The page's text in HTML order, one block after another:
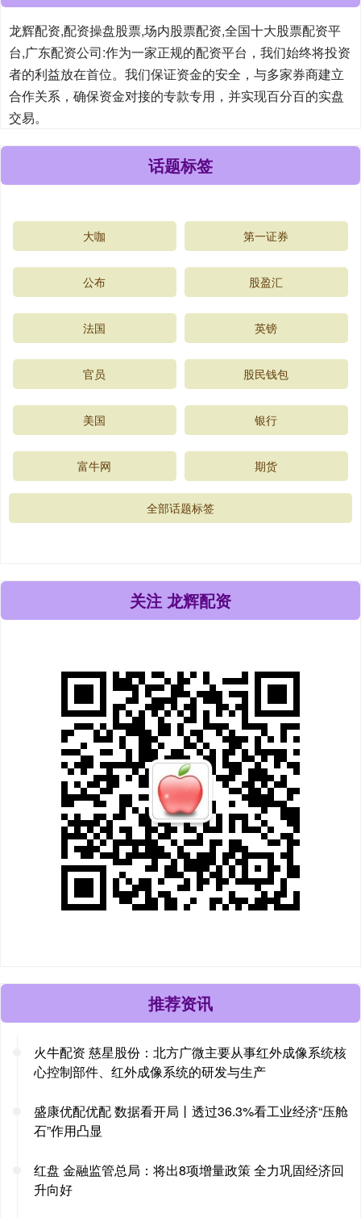
龙辉配资,配资操盘股票,场内股票配资,全国十大股票配资平
台,广东配资公司:作为一家正规的配资平台，我们始终将投资
者的利益放在首位。我们保证资金的安全，与多家券商建立
合作关系，确保资金对接的专款专用，并实现百分百的实盘
交易。
话题标签
大咖 第一证券
公布 股盈汇
法国 英镑
官员 股民钱包
美国 银行
富牛网 期货
全部话题标签
关注 龙辉配资
推荐资讯
火牛配资 慈星股份：北方广微主要从事红外成像系统核
心控制部件、红外成像系统的研发与生产
盛康优配优配 数据看开局丨透过36.3%看工业经济“压舱
石”作用凸显
红盘 金融监管总局：将出8项增量政策 全力巩固经济回
升向好